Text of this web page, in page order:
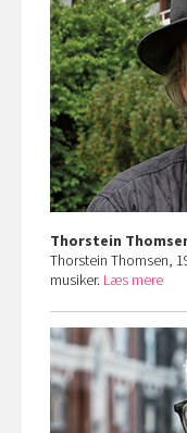
Thorstein
Thorstein Thomsen,
musiker. Læs mere